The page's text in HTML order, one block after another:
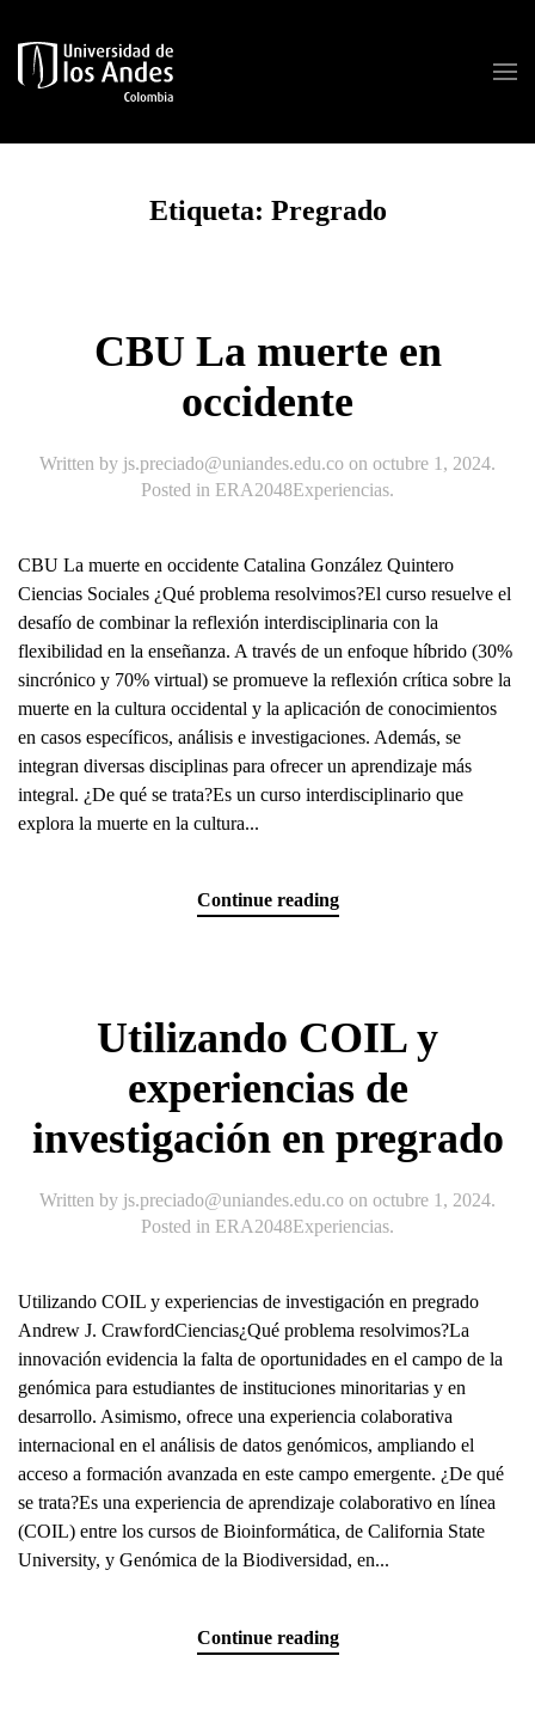
Skip to main content
Etiqueta: Pregrado
CBU La muerte en
occidente
Written by js.preciado@uniandes.edu.co on octubre 1, 2024.
Posted in ERA2048Experiencias.
CBU La muerte en occidente Catalina González Quintero
Ciencias Sociales ¿Qué problema resolvimos?El curso resuelve el
desafío de combinar la reflexión interdisciplinaria con la
flexibilidad en la enseñanza. A través de un enfoque híbrido (30%
sincrónico y 70% virtual) se promueve la reflexión crítica sobre la
muerte en la cultura occidental y la aplicación de conocimientos
en casos específicos, análisis e investigaciones. Además, se
integran diversas disciplinas para ofrecer un aprendizaje más
integral. ¿De qué se trata?Es un curso interdisciplinario que
explora la muerte en la cultura...
Continue reading
Utilizando COIL y
experiencias de
investigación en pregrado
Written by js.preciado@uniandes.edu.co on octubre 1, 2024.
Posted in ERA2048Experiencias.
Utilizando COIL y experiencias de investigación en pregrado
Andrew J. CrawfordCiencias¿Qué problema resolvimos?La
innovación evidencia la falta de oportunidades en el campo de la
genómica para estudiantes de instituciones minoritarias y en
desarrollo. Asimismo, ofrece una experiencia colaborativa
internacional en el análisis de datos genómicos, ampliando el
acceso a formación avanzada en este campo emergente. ¿De qué
se trata?Es una experiencia de aprendizaje colaborativo en línea
(COIL) entre los cursos de Bioinformática, de California State
University, y Genómica de la Biodiversidad, en...
Continue reading